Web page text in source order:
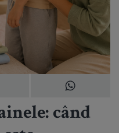
când